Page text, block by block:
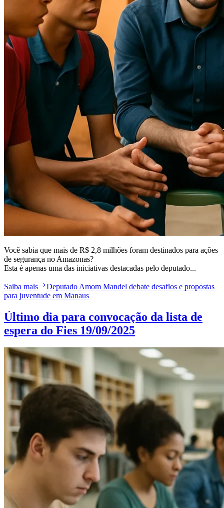
Você sabia que mais de R$ 2,8 milhões foram destinados para ações
de segurança no Amazonas?
Esta é apenas uma das iniciativas destacadas pelo deputado...
Saiba mais
Deputado Amom Mandel debate desafios e propostas
para juventude em Manaus
Último dia para convocação da lista de
espera do Fies 19/09/2025